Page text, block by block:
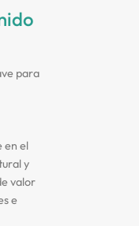
para
en el
y
valor
e